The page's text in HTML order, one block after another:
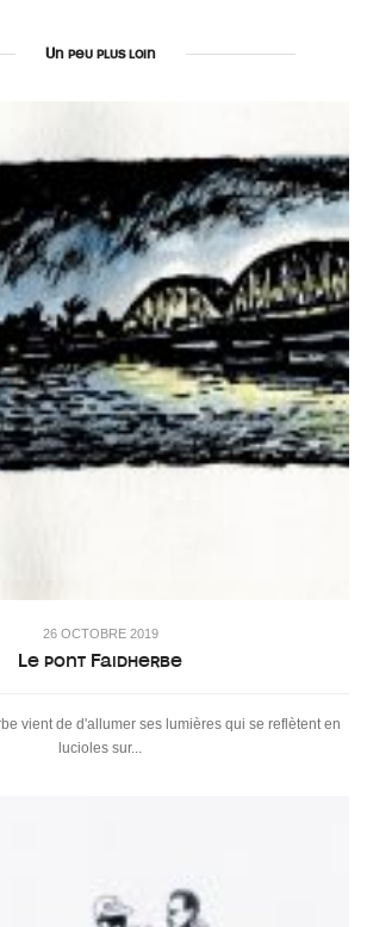
Un peu plus loin
26 OCTOBRE 2019
Le pont Faidherbe
vient de d'allumer ses lumières qui se reflètent en
lucioles sur...